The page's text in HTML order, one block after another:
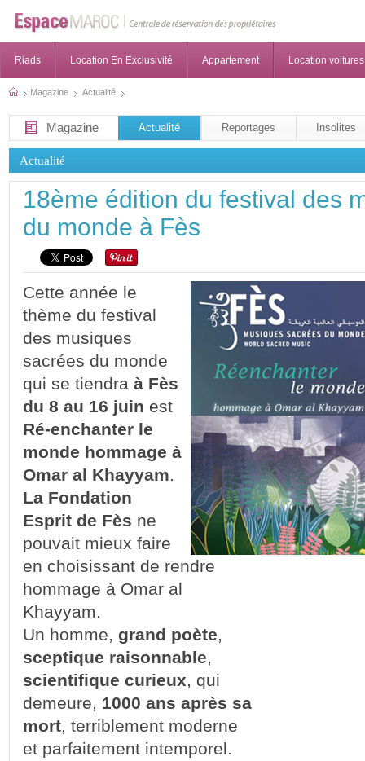
Riads Location En Exclusivité Appartement Location voitures
Magazine Actualité
Magazine Actualité Reportages Insolites
Actualité
18ème édition du festival des
du monde à Fès
Cette année le
thème du festival
des musiques
sacrées du monde
qui se tiendra à Fès
du 8 au 16 juin est
Ré-enchanter le
monde hommage à
Omar al Khayyam.
La Fondation
Esprit de Fès ne
pouvait mieux faire
en choisissant de rendre
hommage à Omar al
Khayyam.
Un homme, grand poète,
sceptique raisonnable,
scientifique curieux, qui
demeure, 1000 ans après sa
mort, terriblement moderne
et parfaitement intemporel.